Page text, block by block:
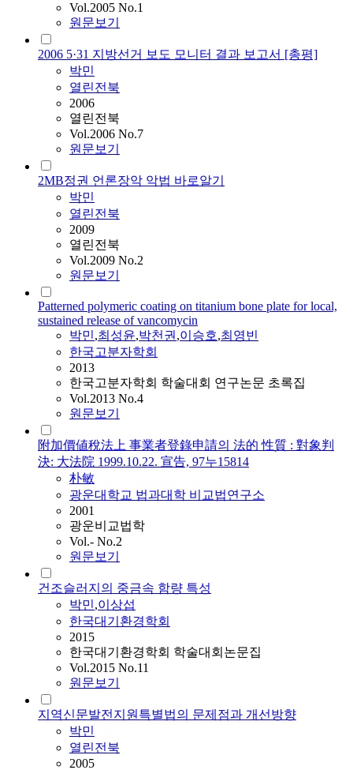
Vol.2005 No.1
원문보기
2006 5·31 지방선거 보도 모니터 결과 보고서 [총평]
박민
열린전북
2006
열린전북
Vol.2006 No.7
원문보기
2MB정권 언론장악 악법 바로알기
박민
열린전북
2009
열린전북
Vol.2009 No.2
원문보기
Patterned polymeric coating on titanium bone plate for local,
sustained release of vancomycin
박민,최성윤,박천권,이승호,최영빈
한국고분자학회
2013
한국고분자학회 학술대회 연구논문 초록집
Vol.2013 No.4
원문보기
附加價値稅法上 事業者登錄申請의 法的 性質 : 對象判
決: 大法院 1999.10.22. 宣告, 97누15814
朴敏
광운대학교 법과대학 비교법연구소
2001
광운비교법학
Vol.- No.2
원문보기
건조슬러지의 중금속 함량 특성
박민,이상섭
한국대기환경학회
2015
한국대기환경학회 학술대회논문집
Vol.2015 No.11
원문보기
지역신문발전지원특별법의 문제점과 개선방향
박민
열린전북
2005